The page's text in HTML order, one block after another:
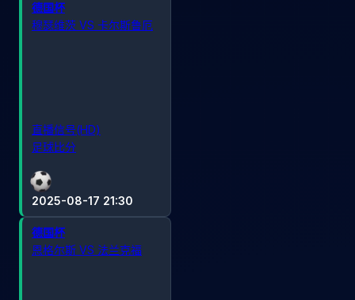
2025-08-17 21:30
德国杯
穆瑟维茨 VS 卡尔斯鲁厄
直播信号(HD)
足球比分
德国杯
恩格尔斯 VS 法兰克福